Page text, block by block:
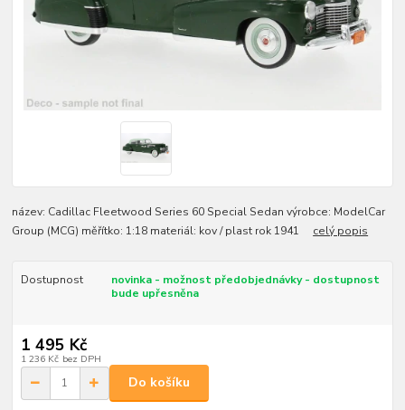
název: Cadillac Fleetwood Series 60 Special Sedan výrobce: ModelCar
Group (MCG) měřítko: 1:18 materiál: kov / plast rok 1941 celý popis
Dostupnost
novinka - možnost předobjednávky - dostupnost
bude upřesněna
1 495 Kč
1 236 Kč bez DPH
Do košíku